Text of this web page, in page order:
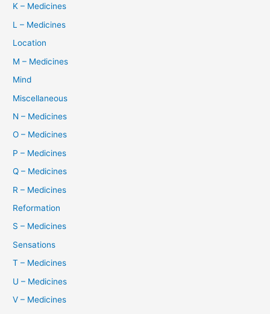
K – Medicines
L – Medicines
Location
M – Medicines
Mind
Miscellaneous
N – Medicines
O – Medicines
P – Medicines
Q – Medicines
R – Medicines
Reformation
S – Medicines
Sensations
T – Medicines
U – Medicines
V – Medicines